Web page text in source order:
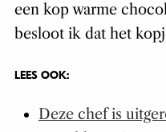
een kop warme
besloot ik dat het
LEES OOK:
Deze chef is